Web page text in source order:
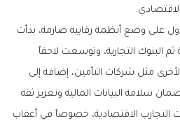
على وضع أنظمة رقابية صارمة، بدأت
ثم البنوك التجارية، وتوسعت لاحقاً
مثل شركات التأمين، إضافة إلى
سلامة البيانات المالية وتعزيز ثقة
التجارب الاقتصادية، خصوصاً في أعقاب